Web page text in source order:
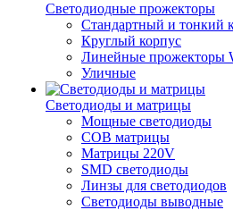
Светодиодные прожекторы
Стандартный и тонкий
Круглый корпус
Линейные прожекторы
Уличные
Светодиоды и матрицы
Мощные светодиоды
COB матрицы
Матрицы 220V
SMD светодиоды
Линзы для светодиодов
Светодиоды выводные